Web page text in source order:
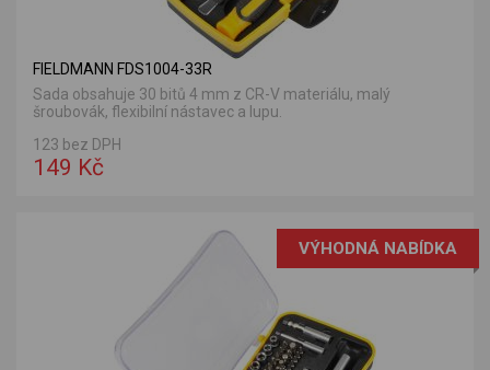
FIELDMANN FDS1004-33R
Sada obsahuje 30 bitů 4 mm z CR-V materiálu, malý
šroubovák, flexibilní nástavec a lupu.
123 bez DPH
149 Kč
VÝHODNÁ NABÍDKA